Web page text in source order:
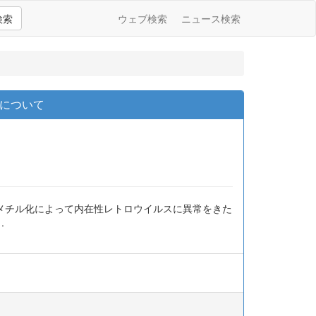
索 ウェブ検索 ニュース検索
ついて
ル化によって内在性レトロウイルスに異常をきた